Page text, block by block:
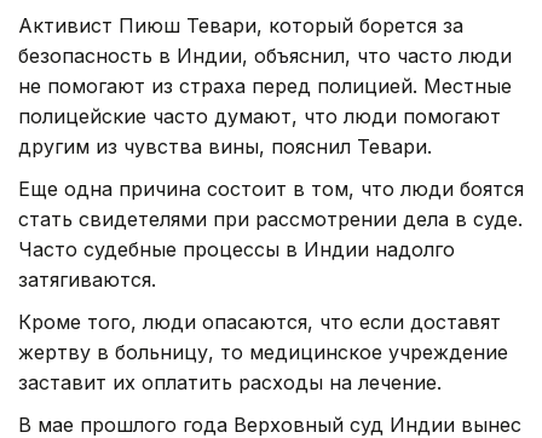
Активист Пиюш Тевари, который борется за
безопасность в Индии, объяснил, что часто люди
не помогают из страха перед полицией. Местные
полицейские часто думают, что люди помогают
другим из чувства вины, пояснил Тевари.
Еще одна причина состоит в том, что люди боятся
стать свидетелями при рассмотрении дела в суде.
Часто судебные процессы в Индии надолго
затягиваются.
Кроме того, люди опасаются, что если доставят
жертву в больницу, то медицинское учреждение
заставит их оплатить расходы на лечение.
В мае прошлого года Верховный суд Индии вынес